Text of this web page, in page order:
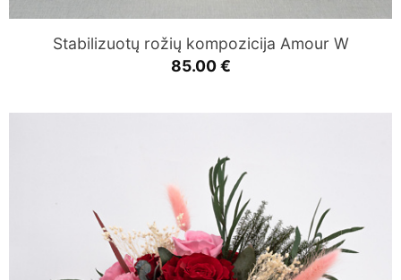
Stabilizuotų rožių kompozicija Amour W
85.00€